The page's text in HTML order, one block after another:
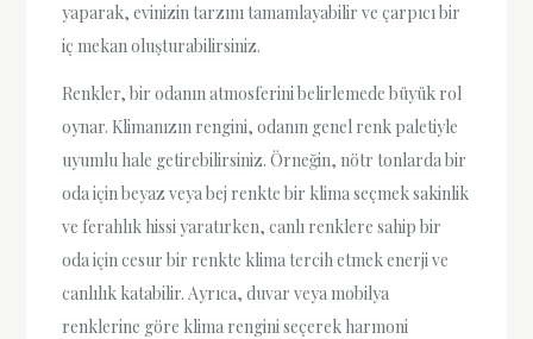
yaparak, evinizin tarzını tamamlayabilir ve çarpıcı bir
iç mekan oluşturabilirsiniz.
Renkler, bir odanın atmosferini belirlemede büyük rol
oynar. Klimanızın rengini, odanın genel renk paletiyle
uyumlu hale getirebilirsiniz. Örneğin, nötr tonlarda bir
oda için beyaz veya bej renkte bir klima seçmek sakinlik
ve ferahlık hissi yaratırken, canlı renklere sahip bir
oda için cesur bir renkte klima tercih etmek enerji ve
canlılık katabilir. Ayrıca, duvar veya mobilya
renklerine göre klima rengini seçerek harmoni